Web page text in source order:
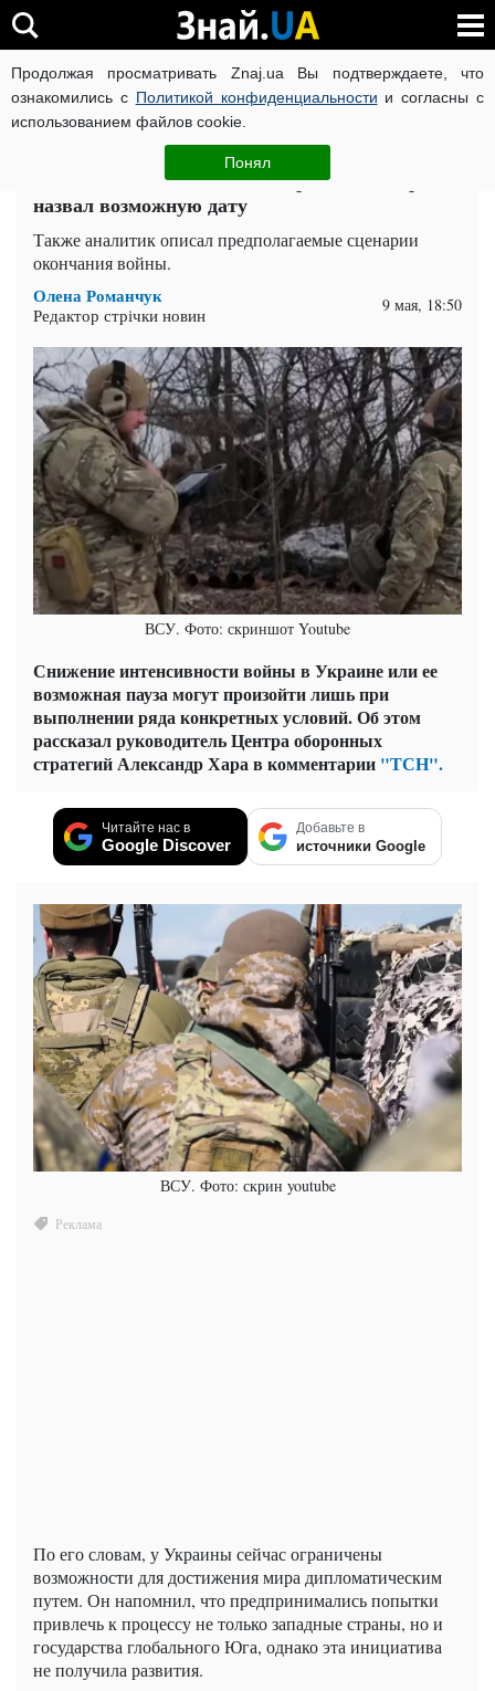
Продолжая просматривать Znaj.ua Вы подтверждаете, что
ознакомились с Политикой конфиденциальности и согласны с
использованием файлов cookie.
Понял
ВОЙНА РОССИИ ПРОТИВ УКРАИНЫ КОРОНАВИРУС В
ЧИТАТИ УКРАЇНСЬКОЮ
Когда закончится война в Украине: эксперт
назвал возможную дату
Также аналитик описал предполагаемые сценарии
окончания войны.
Олена Романчук
Редактор стрічки новин 9 мая, 18:50
ВСУ. Фото: скриншот Youtube
Снижение интенсивности войны в Украине или ее
возможная пауза могут произойти лишь при
выполнении ряда конкретных условий. Об этом
рассказал руководитель Центра оборонных
стратегий Александр Хара в комментарии "ТСН".
Читайте нас в
Google Discover
Добавьте в
источники Google
ВСУ. Фото: скрин youtube
По его словам, у Украины сейчас ограничены
возможности для достижения мира дипломатическим
путем. Он напомнил, что предпринимались попытки
привлечь к процессу не только западные страны, но и
государства глобального Юга, однако эта инициатива
не получила развития.